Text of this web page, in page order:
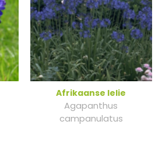
Afrikaanse lelie
Agapanthus
campanulatus